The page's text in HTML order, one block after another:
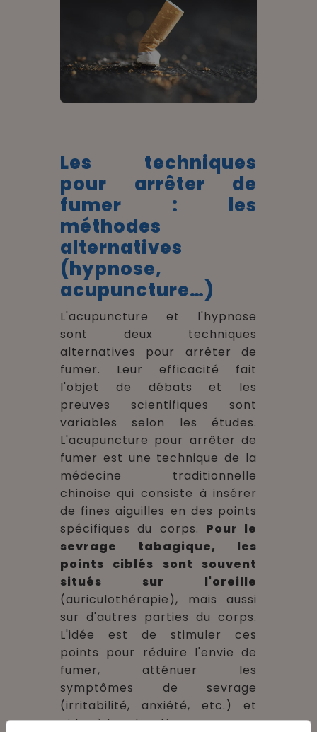
Les techniques
pour arrêter de
fumer : les
méthodes
alternatives
(hypnose,
acupuncture…)
L'acupuncture et l'hypnose
sont deux techniques
alternatives pour arrêter de
fumer. Leur efficacité fait
l'objet de débats et les
preuves scientifiques sont
variables selon les études.
L'acupuncture pour arrêter de
fumer est une technique de la
médecine traditionnelle
chinoise qui consiste à insérer
de fines aiguilles en des points
spécifiques du corps. Pour le
sevrage tabagique, les
points ciblés sont souvent
situés sur l'oreille
(auriculothérapie), mais aussi
sur d'autres parties du corps.
L'idée est de stimuler ces
points pour réduire l'envie de
fumer, atténuer les
symptômes de sevrage
(irritabilité, anxiété, etc.) et
aider à la relaxation.